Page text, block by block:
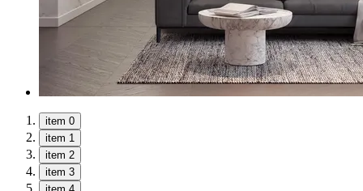
item 0
item 1
item 2
item 3